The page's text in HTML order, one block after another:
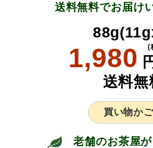
送料無料でお届け
1,980 (
送料無
買い物か
老舗のお茶屋